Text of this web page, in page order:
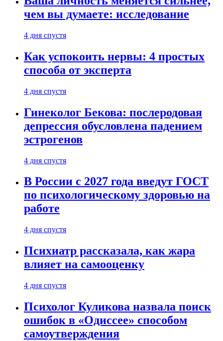
чем вы думаете: исследование
4 дня спустя
Как успокоить нервы: 4 простых
способа от эксперта
4 дня спустя
Гинеколог Бекова: послеродовая
депрессия обусловлена падением
эстрогенов
4 дня спустя
В России с 2027 года введут ГОСТ
по психологическому здоровью на
работе
4 дня спустя
Психиатр рассказала, как жара
влияет на самооценку
4 дня спустя
Психолог Куликова назвала поиск
ошибок в «Одиссее» способом
самоутверждения